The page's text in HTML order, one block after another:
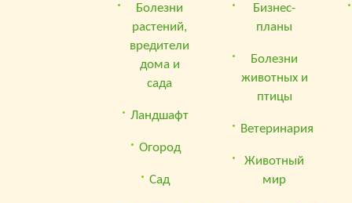
Болезни
растений,
вредители
дома и
сада
Ландшафт
Огород
Сад
Бизнес-
планы
Болезни
животных и
птицы
Ветеринария
Животный
мир